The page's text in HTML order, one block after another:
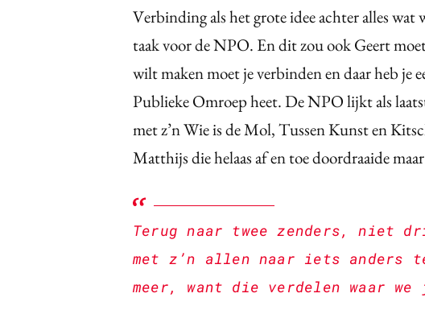
Verbinding als het grote idee achter alles wat
taak voor de NPO. En dit zou ook Geert
wilt maken moet je verbinden en daar heb je
Publieke Omroep heet. De NPO lijkt als
met z’n Wie is de Mol, Tussen Kunst en
Matthijs die helaas af en toe doordraaide
Terug naar twee zenders, niet
met z’n allen naar iets anders
meer, want die verdelen waar